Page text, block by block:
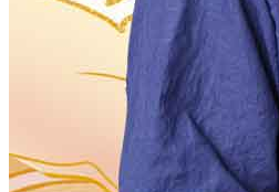
1905
1904 1903 1902
12
11
31
30 29 28 27
22
21 20 18